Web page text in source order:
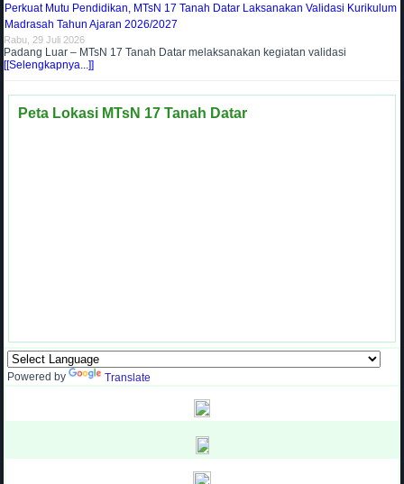
Perkuat Mutu Pendidikan, MTsN 17 Tanah Datar Laksanakan Validasi Kurikulum
Madrasah Tahun Ajaran 2026/2027
Rabu, 29 Juli 2026
Padang Luar – MTsN 17 Tanah Datar melaksanakan kegiatan validasi
[[Selengkapnya...]]
Peta Lokasi MTsN 17 Tanah Datar
Powered by Translate